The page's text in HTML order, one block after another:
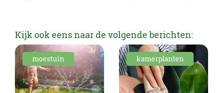
Kijk ook eens naar de volgende berichten:
moestuin kamerplanten